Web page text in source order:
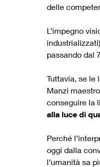
delle
L’impegno
passando dal
Tuttavia, se le
Manzi
conseguire la
alla luce di
Perché
oggi dalla
l’umanità sa